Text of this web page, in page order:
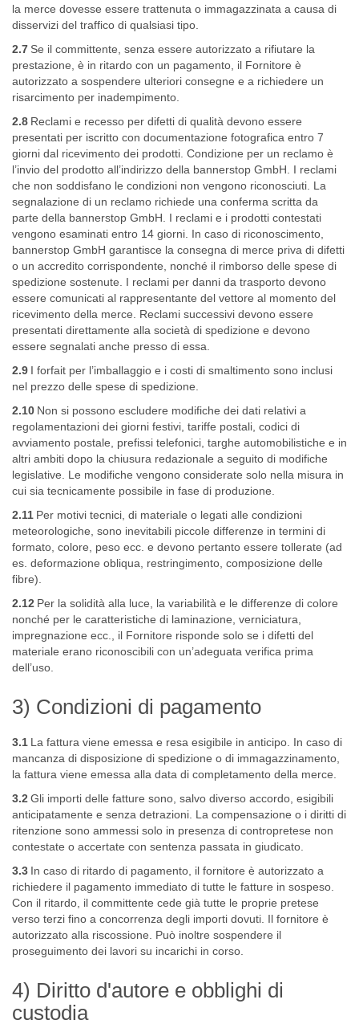
la merce dovesse essere trattenuta o immagazzinata a causa di
disservizi del traffico di qualsiasi tipo.
2.7 Se il committente, senza essere autorizzato a rifiutare la
prestazione, è in ritardo con un pagamento, il Fornitore è
autorizzato a sospendere ulteriori consegne e a richiedere un
risarcimento per inadempimento.
2.8 Reclami e recesso per difetti di qualità devono essere
presentati per iscritto con documentazione fotografica entro 7
giorni dal ricevimento dei prodotti. Condizione per un reclamo è
l’invio del prodotto all’indirizzo della bannerstop GmbH. I reclami
che non soddisfano le condizioni non vengono riconosciuti. La
segnalazione di un reclamo richiede una conferma scritta da
parte della bannerstop GmbH. I reclami e i prodotti contestati
vengono esaminati entro 14 giorni. In caso di riconoscimento,
bannerstop GmbH garantisce la consegna di merce priva di difetti
o un accredito corrispondente, nonché il rimborso delle spese di
spedizione sostenute. I reclami per danni da trasporto devono
essere comunicati al rappresentante del vettore al momento del
ricevimento della merce. Reclami successivi devono essere
presentati direttamente alla società di spedizione e devono
essere segnalati anche presso di essa.
2.9 I forfait per l’imballaggio e i costi di smaltimento sono inclusi
nel prezzo delle spese di spedizione.
2.10 Non si possono escludere modifiche dei dati relativi a
regolamentazioni dei giorni festivi, tariffe postali, codici di
avviamento postale, prefissi telefonici, targhe automobilistiche e in
altri ambiti dopo la chiusura redazionale a seguito di modifiche
legislative. Le modifiche vengono considerate solo nella misura in
cui sia tecnicamente possibile in fase di produzione.
2.11 Per motivi tecnici, di materiale o legati alle condizioni
meteorologiche, sono inevitabili piccole differenze in termini di
formato, colore, peso ecc. e devono pertanto essere tollerate (ad
es. deformazione obliqua, restringimento, composizione delle
fibre).
2.12 Per la solidità alla luce, la variabilità e le differenze di colore
nonché per le caratteristiche di laminazione, verniciatura,
impregnazione ecc., il Fornitore risponde solo se i difetti del
materiale erano riconoscibili con un’adeguata verifica prima
dell’uso.
3) Condizioni di pagamento
3.1 La fattura viene emessa e resa esigibile in anticipo. In caso di
mancanza di disposizione di spedizione o di immagazzinamento,
la fattura viene emessa alla data di completamento della merce.
3.2 Gli importi delle fatture sono, salvo diverso accordo, esigibili
anticipatamente e senza detrazioni. La compensazione o i diritti di
ritenzione sono ammessi solo in presenza di contropretese non
contestate o accertate con sentenza passata in giudicato.
3.3 In caso di ritardo di pagamento, il fornitore è autorizzato a
richiedere il pagamento immediato di tutte le fatture in sospeso.
Con il ritardo, il committente cede già tutte le proprie pretese
verso terzi fino a concorrenza degli importi dovuti. Il fornitore è
autorizzato alla riscossione. Può inoltre sospendere il
proseguimento dei lavori su incarichi in corso.
4) Diritto d'autore e obblighi di
custodia